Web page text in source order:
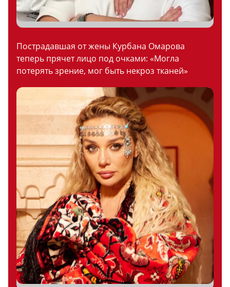
Пострадавшая от жены Курбана Омарова
теперь прячет лицо под очками: «Могла
потерять зрение, мог быть некроз тканей»